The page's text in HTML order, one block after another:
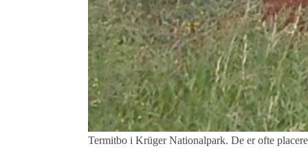
Termitbo i Krüger Nationalpark. De er ofte